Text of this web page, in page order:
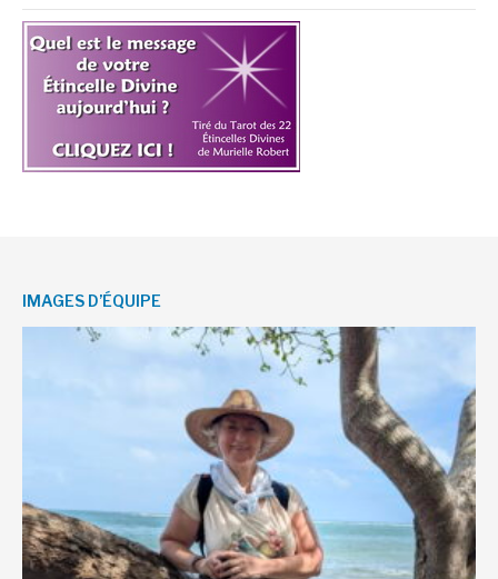
IMAGES D’ÉQUIPE